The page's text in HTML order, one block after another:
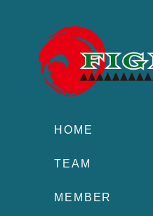
HOME
TEAM
MEMBER